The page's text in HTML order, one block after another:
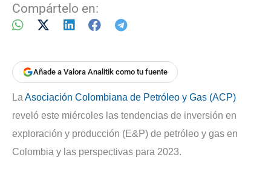
Compártelo en:
Añade a Valora Analitik como tu fuente
La Asociación Colombiana de Petróleo y Gas (ACP)
reveló este miércoles las tendencias de inversión en
exploración y producción (E&P) de petróleo y gas en
Colombia y las perspectivas para 2023.